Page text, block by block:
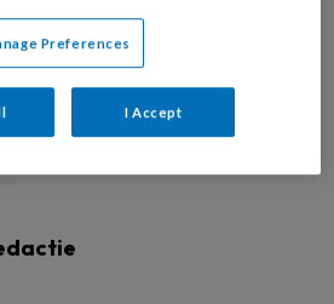
artikel Deel dit artikel
Preferences
I Accept